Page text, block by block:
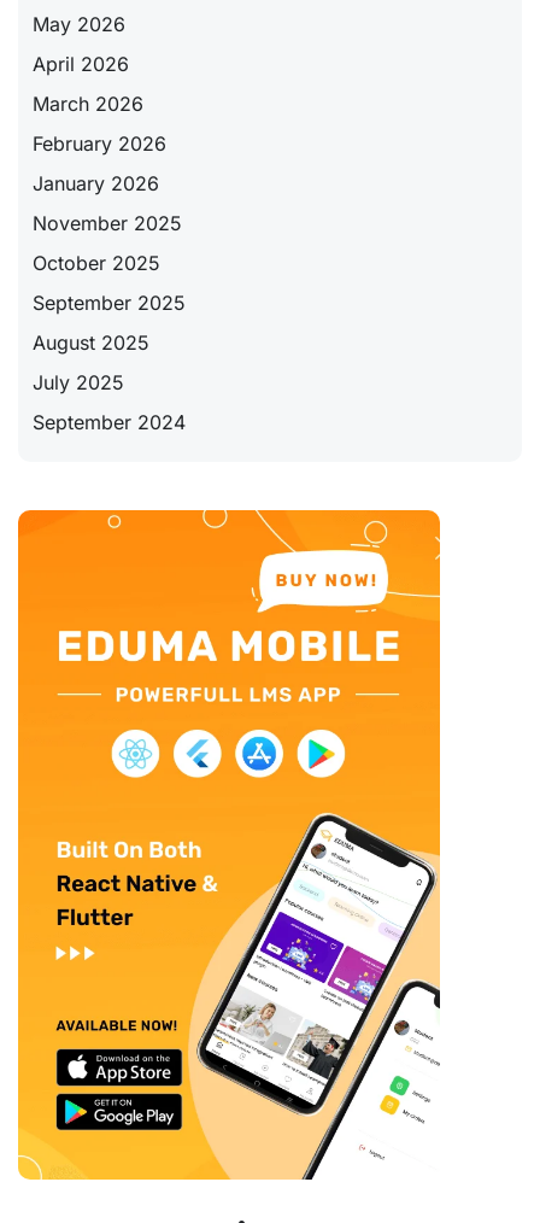
May 2026
April 2026
March 2026
February 2026
January 2026
November 2025
October 2025
September 2025
August 2025
July 2025
September 2024